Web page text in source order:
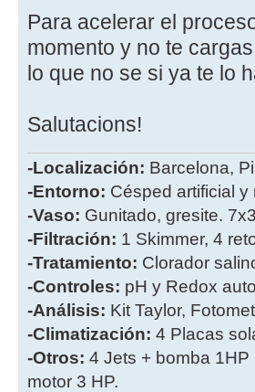
Para acelerar el
momento y no te
lo que no se si ya te lo
Salutacions!
-Localización: Barcelona,
-Entorno: Césped artificial y
-Vaso: Gunitado, gresite.
-Filtración: 1 Skimmer, 4
-Tratamiento: Clorador
-Controles: pH y Redox
-Análisis: Kit Taylor,
-Climatización: 4 Placas
-Otros: 4 Jets + bomba
motor 3 HP.